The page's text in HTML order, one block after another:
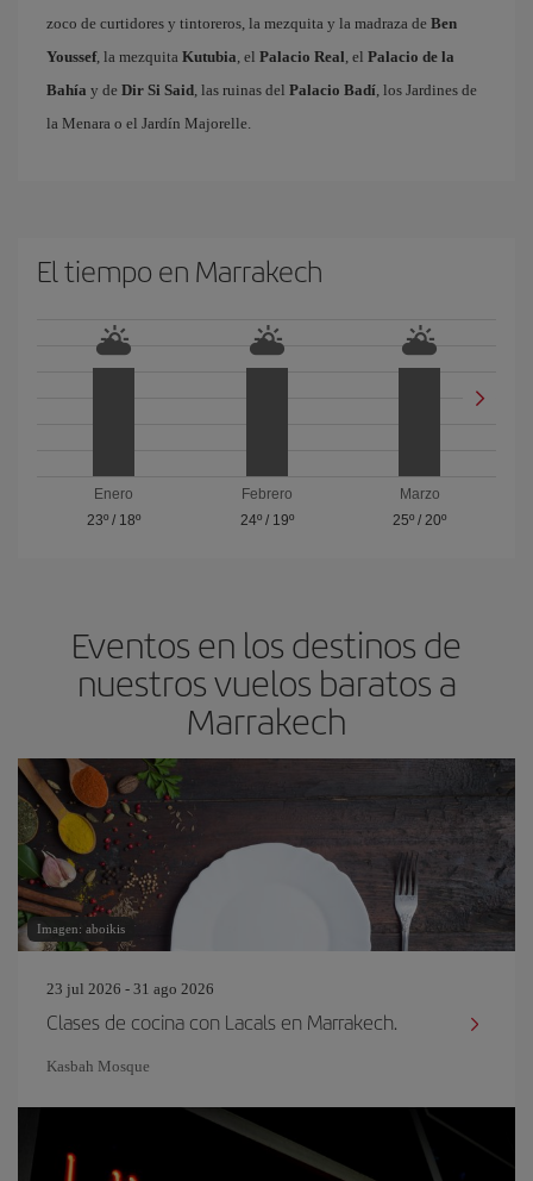
zoco de curtidores y tintoreros, la mezquita y la madraza de Ben
Youssef, la mezquita Kutubia, el Palacio Real, el Palacio de la
Bahía y de Dir Si Said, las ruinas del Palacio Badí, los Jardines de
la Menara o el Jardín Majorelle.
El tiempo en Marrakech
Enero
23º/ 18º
Febrero
24º/ 19º
Marzo
25º /20º
Eventos en los destinos de
nuestros vuelos baratos a
Marrakech
Imagen: aboikis
23 jul 2026 - 31 ago 2026
Clases de cocina con Lacals en Marrakech.
Kasbah Mosque